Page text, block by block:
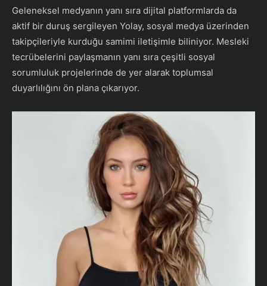
Geleneksel medyanın yanı sıra dijital platformlarda da
aktif bir duruş sergileyen Yolay, sosyal medya üzerinden
takipçileriyle kurduğu samimi iletişimle biliniyor. Mesleki
tecrübelerini paylaşmanın yanı sıra çeşitli sosyal
sorumluluk projelerinde de yer alarak toplumsal
duyarlılığını ön plana çıkarıyor.